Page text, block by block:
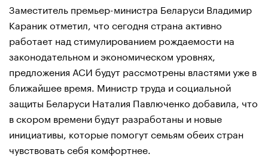
Заместитель премьер-министра Беларуси Владимир
Караник отметил, что сегодня страна активно
работает над стимулированием рождаемости на
законодательном и экономическом уровнях,
предложения АСИ будут рассмотрены властями уже в
ближайшее время. Министр труда и социальной
защиты Беларуси Наталия Павлюченко добавила, что
в скором времени будут разработаны и новые
инициативы, которые помогут семьям обеих стран
чувствовать себя комфортнее.